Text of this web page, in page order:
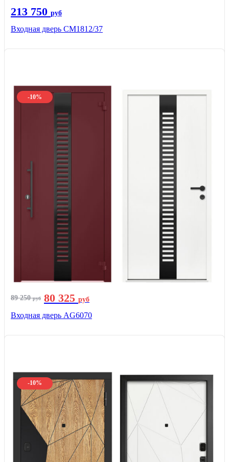
213 750 руб
Входная дверь СМ1812/37
-10%
89 250руб 80 325 руб
Входная дверь AG6070
-10%